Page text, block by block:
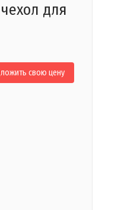
для
свою цену